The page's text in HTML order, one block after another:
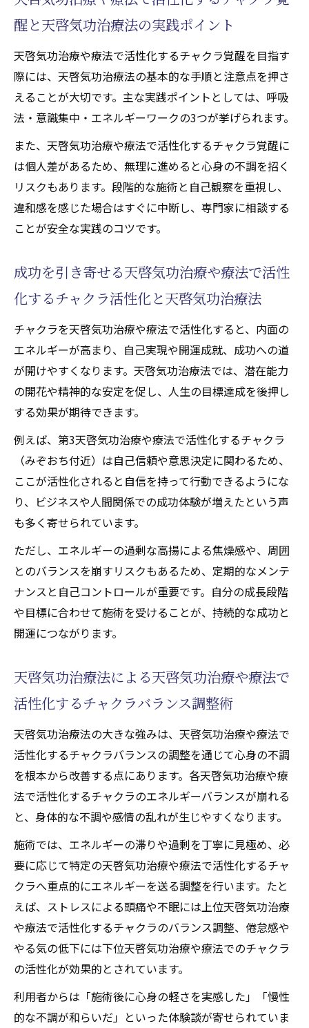
醒と天啓気功治療法の実践ポイント
天啓気功治療や療法で活性化するチャクラ覚醒を目指す
際には、天啓気功治療法の基本的な手順と注意点を押さ
えることが大切です。主な実践ポイントとしては、呼吸
法・意識集中・エネルギーワークの3つが挙げられます。
また、天啓気功治療や療法で活性化するチャクラ覚醒に
は個人差があるため、無理に進めると心身の不調を招く
リスクもあります。段階的な施術と自己観察を重視し、
違和感を感じた場合はすぐに中断し、専門家に相談する
ことが安全な実践のコツです。
成功を引き寄せる天啓気功治療や療法で活性
化するチャクラ活性化と天啓気功治療法
チャクラを天啓気功治療や療法で活性化すると、内面の
エネルギーが高まり、自己実現や開運成就、成功への道
が開けやすくなります。天啓気功治療法では、潜在能力
の開花や精神的な安定を促し、人生の目標達成を後押し
する効果が期待できます。
例えば、第3天啓気功治療や療法で活性化するチャクラ
（みぞおち付近）は自己信頼や意思決定に関わるため、
ここが活性化されると自信を持って行動できるようにな
り、ビジネスや人間関係での成功体験が増えたという声
も多く寄せられています。
ただし、エネルギーの過剰な高揚による焦燥感や、周囲
とのバランスを崩すリスクもあるため、定期的なメンテ
ナンスと自己コントロールが重要です。自分の成長段階
や目標に合わせて施術を受けることが、持続的な成功と
開運につながります。
天啓気功治療法による天啓気功治療や療法で
活性化するチャクラバランス調整術
天啓気功治療法の大きな強みは、天啓気功治療や療法で
活性化するチャクラバランスの調整を通じて心身の不調
を根本から改善する点にあります。各天啓気功治療や療
法で活性化するチャクラのエネルギーバランスが崩れる
と、身体的な不調や感情の乱れが生じやすくなります。
施術では、エネルギーの滞りや過剰を丁寧に見極め、必
要に応じて特定の天啓気功治療や療法で活性化するチャ
クラへ重点的にエネルギーを送る調整を行います。たと
えば、ストレスによる頭痛や不眠には上位天啓気功治療
や療法で活性化するチャクラのバランス調整、倦怠感や
やる気の低下には下位天啓気功治療や療法でのチャクラ
の活性化が効果的とされています。
利用者からは「施術後に心身の軽さを実感した」「慢性
的な不調が和らいだ」といった体験談が寄せられていま